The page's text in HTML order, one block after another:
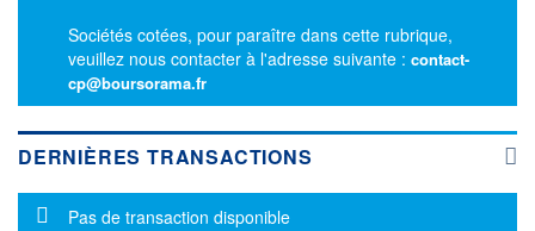
Sociétés cotées, pour paraître dans cette rubrique,
veuillez nous contacter à l'adresse suivante : contact-
cp@boursorama.fr
DERNIÈRES TRANSACTIONS
Message d'information
Pas de transaction disponible